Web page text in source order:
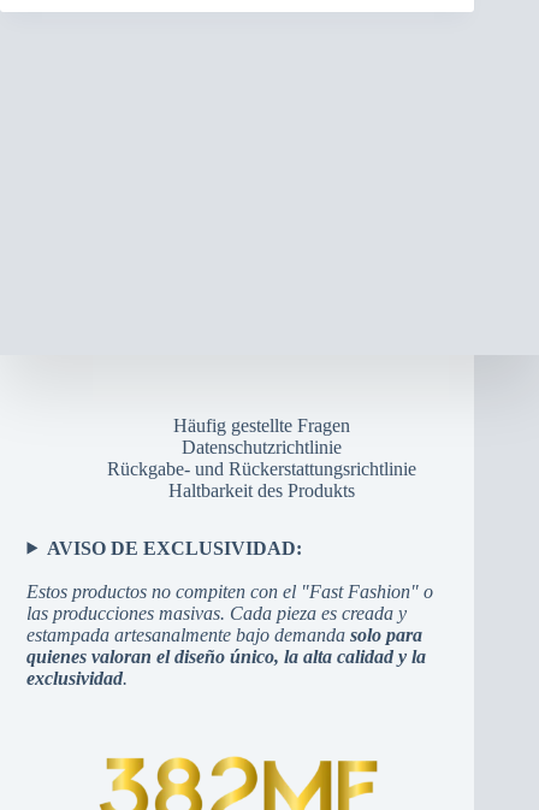
Häufig gestellte Fragen
Datenschutzrichtlinie
Rückgabe- und Rückerstattungsrichtlinie
Haltbarkeit des Produkts
AVISO DE EXCLUSIVIDAD:
Estos productos no compiten con el "Fast Fashion" o
las producciones masivas. Cada pieza es creada y
estampada artesanalmente bajo demandasolo para
quienes valoran el diseño único, la alta calidad y la
exclusividad.